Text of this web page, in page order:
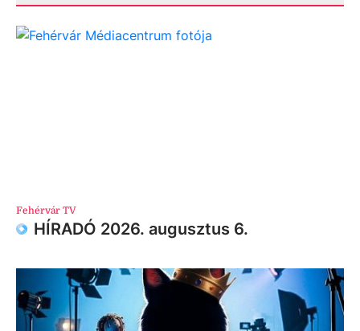
Fehérvár TV
HÍRADÓ 2026. augusztus 6.